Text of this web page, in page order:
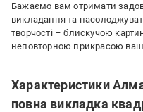
Бажаємо вам отримати
викладання та
творчості – блискучою
неповторною прикрасою
Характеристики
повна викладка